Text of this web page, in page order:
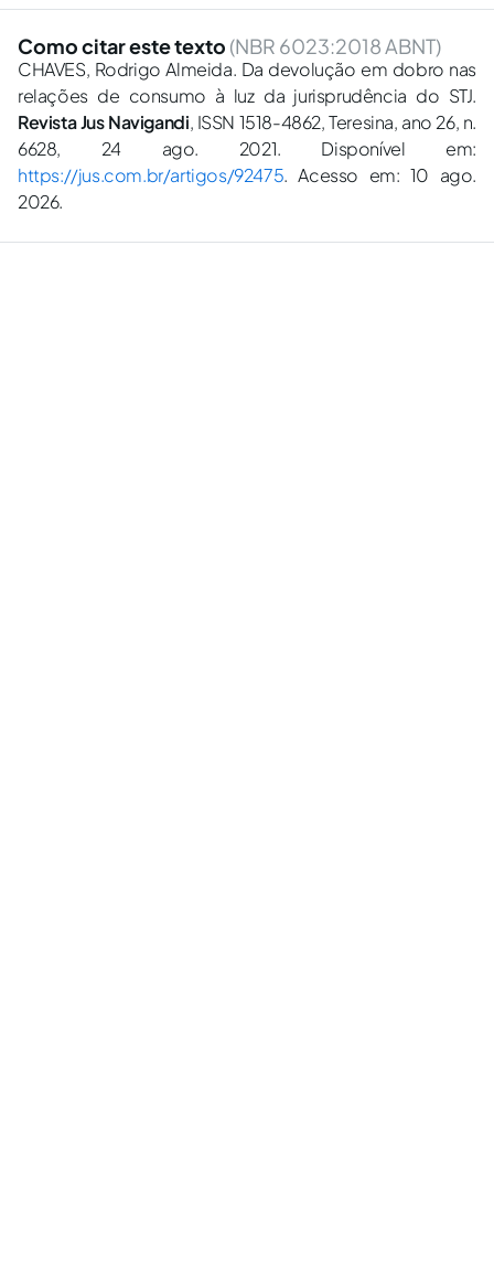
Como citar este texto (NBR 6023:2018 ABNT)
CHAVES, Rodrigo Almeida. Da devolução em dobro nas
relações de consumo à luz da jurisprudência do STJ.
Revista Jus Navigandi, ISSN 1518-4862, Teresina, ano 26, n.
6628, 24 ago. 2021. Disponível em:
https://jus.com.br/artigos/92475. Acesso em: 10 ago.
2026.